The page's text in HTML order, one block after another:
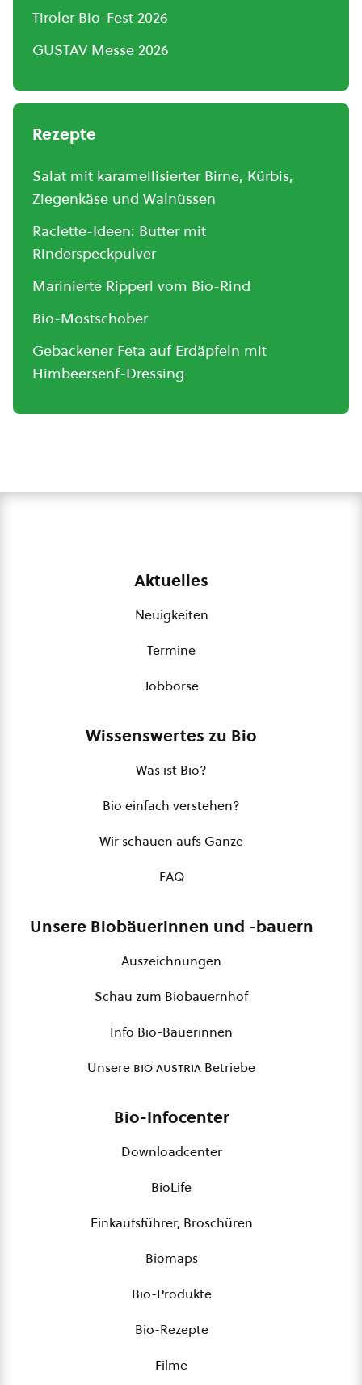
Tiroler Bio-Fest 2026
GUSTAV Messe 2026
Rezepte
Salat mit karamellisierter Birne, Kürbis,
Ziegenkäse und Walnüssen
Raclette-Ideen: Butter mit
Rinderspeckpulver
Marinierte Ripperl vom Bio-Rind
Bio-Mostschober
Gebackener Feta auf Erdäpfeln mit
Himbeersenf-Dressing
Aktuelles
Neuigkeiten
Termine
Jobbörse
Wissenswertes zu Bio
Was ist Bio?
Bio einfach verstehen?
Wir schauen aufs Ganze
FAQ
Unsere Biobäuerinnen und -bauern
Auszeichnungen
Schau zum Biobauernhof
Info Bio-Bäuerinnen
Unsere bio austria Betriebe
Bio-Infocenter
Downloadcenter
BioLife
Einkaufsführer, Broschüren
Biomaps
Bio-Produkte
Bio-Rezepte
Filme